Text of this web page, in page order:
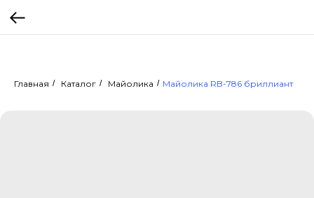
Главная / Каталог / Майолика / Майолика RB-786 бриллиант